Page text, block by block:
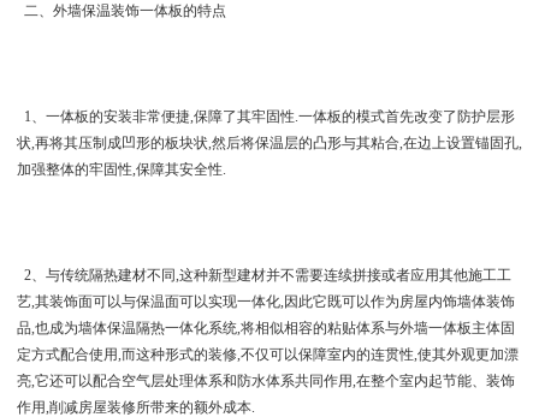
二、外墙保温装饰一体板的特点
1、一体板的安装非常便捷,保障了其牢固性.一体板的模式首先改变了防护层形
状,再将其压制成凹形的板块状,然后将保温层的凸形与其粘合,在边上设置锚固孔,
加强整体的牢固性,保障其安全性.
2、与传统隔热建材不同,这种新型建材并不需要连续拼接或者应用其他施工工
艺,其装饰面可以与保温面可以实现一体化,因此它既可以作为房屋内饰墙体装饰
品,也成为墙体保温隔热一体化系统,将相似相容的粘贴体系与外墙一体板主体固
定方式配合使用,而这种形式的装修,不仅可以保障室内的连贯性,使其外观更加漂
亮,它还可以配合空气层处理体系和防水体系共同作用,在整个室内起节能、装饰
作用,削减房屋装修所带来的额外成本.